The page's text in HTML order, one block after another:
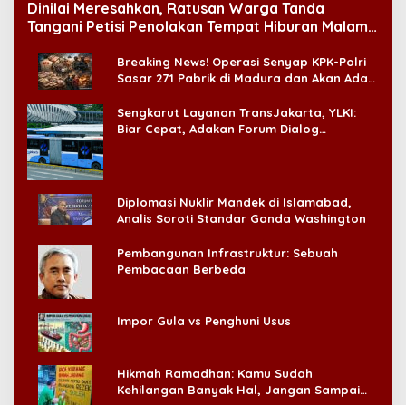
Dinilai Meresahkan, Ratusan Warga Tanda
Tangani Petisi Penolakan Tempat Hiburan Malam
Breaking News! Operasi Senyap KPK-Polri
Sasar 271 Pabrik di Madura dan Akan Ada
Sengkarut Layanan TransJakarta, YLKI:
Biar Cepat, Adakan Forum Dialog
Diplomasi Nuklir Mandek di Islamabad,
Analis Soroti Standar Ganda Washington
Pembangunan Infrastruktur: Sebuah
Pembacaan Berbeda
Impor Gula vs Penghuni Usus
Hikmah Ramadhan: Kamu Sudah
Kehilangan Banyak Hal, Jangan Sampai